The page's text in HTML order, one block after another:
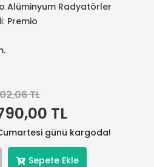
Alüminyum Radyatörler
Premio
TL
TL
günü kargoda!
Sepete Ekle